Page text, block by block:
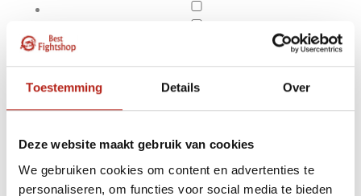
Toestemming Details Over
Deze website maakt gebruik van cookies
We gebruiken cookies om content en advertenties te
personaliseren, om functies voor social media te bieden